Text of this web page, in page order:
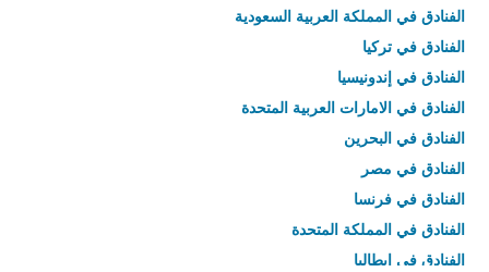
الفنادق في المملكة العربية السعودية
الفنادق في تركيا
الفنادق في إندونيسيا
الفنادق في الامارات العربية المتحدة
الفنادق في البحرين
الفنادق في مصر
الفنادق في فرنسا
الفنادق في المملكة المتحدة
الفنادق في إيطاليا